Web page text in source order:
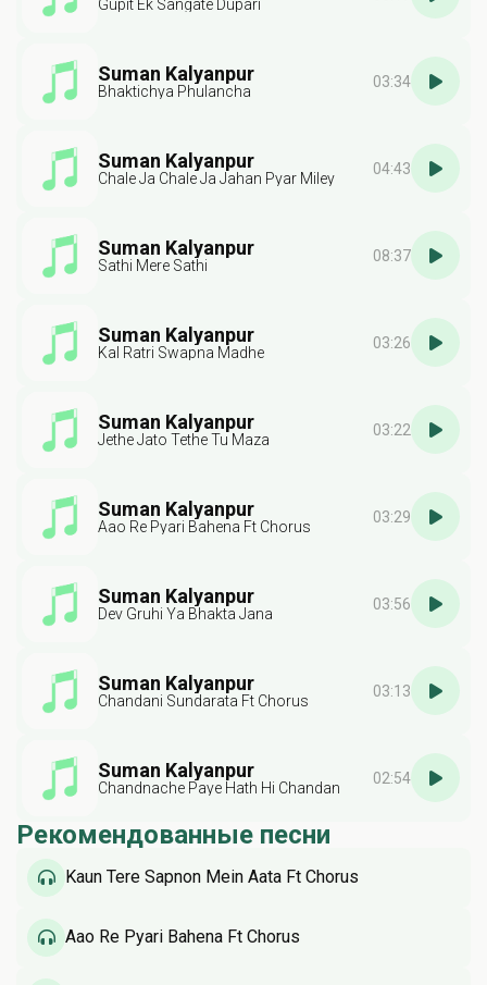
Gupit Ek Sangate Dupari
Suman Kalyanpur
Bhaktichya Phulancha
03:34
Suman Kalyanpur
Chale Ja Chale Ja Jahan Pyar Miley
04:43
Suman Kalyanpur
Sathi Mere Sathi
08:37
Suman Kalyanpur
Kal Ratri Swapna Madhe
03:26
Suman Kalyanpur
Jethe Jato Tethe Tu Maza
03:22
Suman Kalyanpur
Aao Re Pyari Bahena Ft Chorus
03:29
Suman Kalyanpur
Dev Gruhi Ya Bhakta Jana
03:56
Suman Kalyanpur
Chandani Sundarata Ft Chorus
03:13
Suman Kalyanpur
Chandnache Paye Hath Hi Chandan
02:54
Рекомендованные песни
Kaun Tere Sapnon Mein Aata Ft Chorus
Aao Re Pyari Bahena Ft Chorus